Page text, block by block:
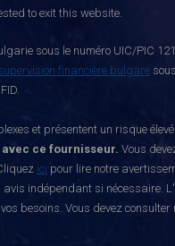
to exit this website.
sous le numéro UIC/PIC
financière bulgare
et présentent un risque
avec ce fournisseur. Vous
ici pour lire notre
indépendant si nécessaire.
besoins. Vous devez consulter